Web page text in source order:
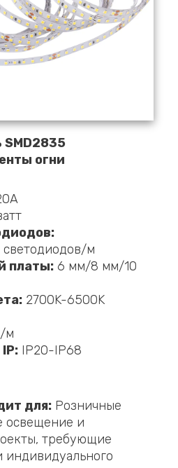
SMD2835
огни
м
платы: 6 мм/8 мм/10
2700K-6500K
м
IP20-IP68
для: Розничные
освещение и
требующие
индивидуального